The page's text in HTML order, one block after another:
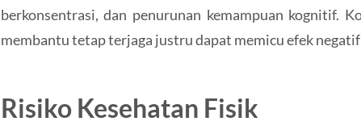
berkonsentrasi, dan penurunan kemampuan kognitif.
membantu tetap terjaga justru dapat memicu efek
Risiko Kesehatan Fisik